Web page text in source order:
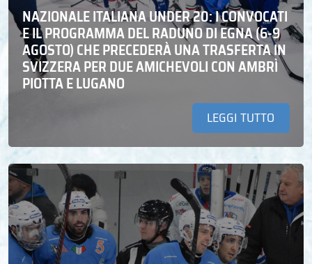
NAZIONALE ITALIANA UNDER 20: I CONVOCATI
E IL PROGRAMMA DEL RADUNO DI EGNA (6-9
AGOSTO) CHE PRECEDERÀ UNA TRASFERTA IN
SVIZZERA PER DUE AMICHEVOLI CON AMBRÌ
PIOTTA E LUGANO
LEGGI TUTTO